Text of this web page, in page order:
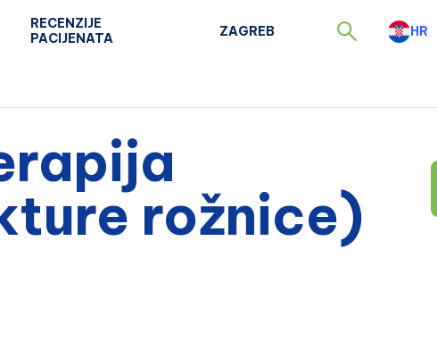
RECENZIJE
PACIJENATA
ZAGREB HR
rožnice)